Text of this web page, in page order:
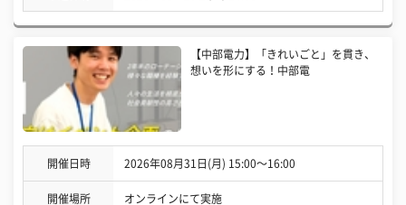
【中部電力】「きれいごと」を貫き、
想いを形にする！中部電
開催日時 2026年08月31日(月) 15:00〜16:00
開催場所 オンラインにて実施